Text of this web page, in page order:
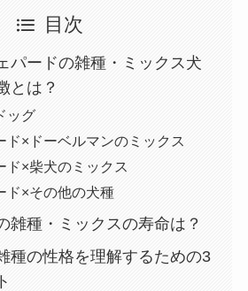
目次
パードの雑種・ミックス犬
とは？
ッグ
ド×ドーベルマンのミックス
ド×柴犬のミックス
ド×その他の犬種
雑種・ミックスの寿命は？
種の性格を理解するための3